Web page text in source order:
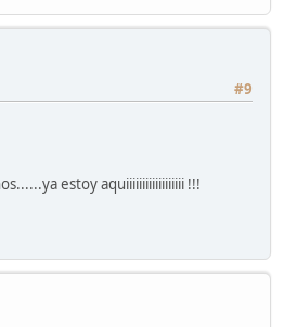
#9
estoy aquiiiiiiiiiiiiiiiiii !!!